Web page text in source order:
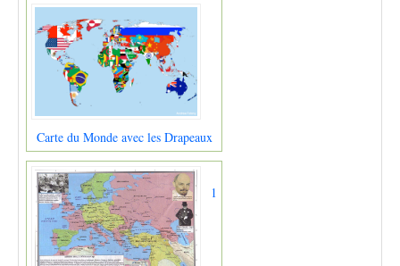
Carte du Monde avec les Drapeaux
1